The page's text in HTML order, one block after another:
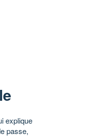
explique
passe,